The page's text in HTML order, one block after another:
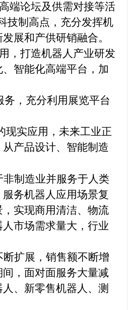
端论坛及供需对接等活
技制高点，充分发挥机
展和产供研销融合。
，打造机器人产业研发
智能化高端平台，加
，充分利用展览平台
现实应用，未来工业正
产品设计、智能制造
制造业并服务于人类
务机器人应用场景复
实现商用清洁、物流
市场需求量大，行业
扩展，销售额不断增
，面对面服务大量减
、新零售机器人、测